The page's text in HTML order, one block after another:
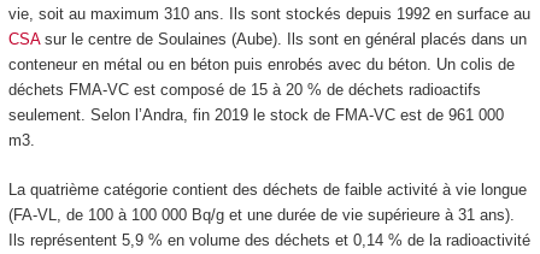
vie, soit au maximum 310 ans. Ils sont stockés depuis 1992 en surface au
CSAsur le centre de Soulaines (Aube). Ils sont en général placés dans un
conteneur en métal ou en béton puis enrobés avec du béton. Un colis de
déchets FMA-VC est composé de 15 à 20 % de déchets radioactifs
seulement. Selon l’Andra, fin 2019 le stock de FMA-VC est de 961 000
m3.
La quatrième catégorie contient des déchets de faible activité à vie longue
(FA-VL, de 100 à 100 000 Bq/g et une durée de vie supérieure à 31 ans).
Ils représentent 5,9 % en volume des déchets et 0,14 % de la radioactivité